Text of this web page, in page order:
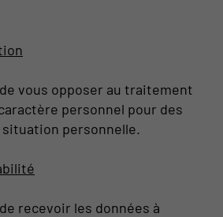
vous opposer au traitement
personnel pour des
personnelle.
recevoir les données à